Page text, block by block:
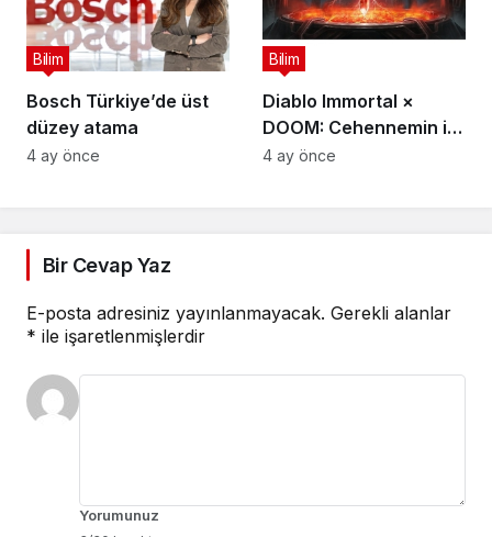
Bosch Türkiye’de üst
düzey atama
Bilim
4 ay önce
Diablo Immortal ×
DOOM: Cehennemin iki
efsanevi vizyonu
Bilim
4 ay önce
Bir Cevap Yaz
E-posta adresiniz yayınlanmayacak. Gerekli alanlar
* ile işaretlenmişlerdir
Yorumunuz